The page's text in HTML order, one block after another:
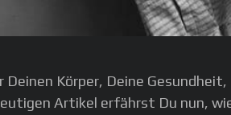
Körper, Deine
Artikel erfährst Du nun,